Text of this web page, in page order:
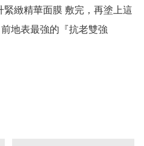
緊緻精華面膜 敷完，再塗上這
地表最強的『抗老雙強